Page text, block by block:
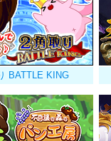
BATTLE KING